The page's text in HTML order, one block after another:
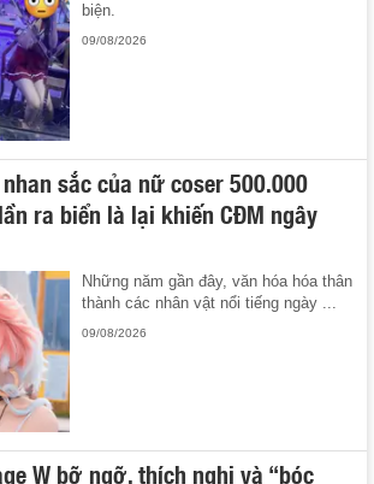
biện.
09/08/2026
sắc của nữ coser 500.000
ra biển là lại khiến CĐM ngây
Những năm gần đây, văn hóa hóa thân
thành các nhân vật nổi tiếng ngày ...
09/08/2026
W bỡ ngỡ, thích nghi và “bóc